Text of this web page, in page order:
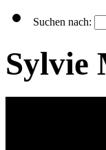
Suchen nach:
Sylvie